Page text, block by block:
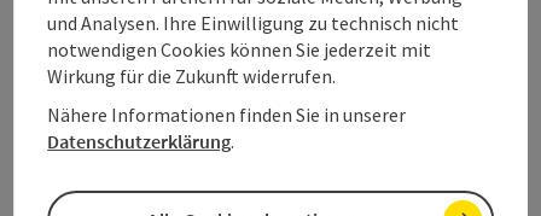
und Analysen. Ihre Einwilligung zu technisch nicht
notwendigen Cookies können Sie jederzeit mit
Wirkung für die Zukunft widerrufen.
Nähere Informationen finden Sie in unserer
Datenschutzerklärung.